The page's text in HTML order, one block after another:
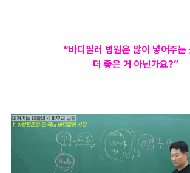
“바디필러 병원은 많이 넣어주는
더 좋은 거 아닌가요?”